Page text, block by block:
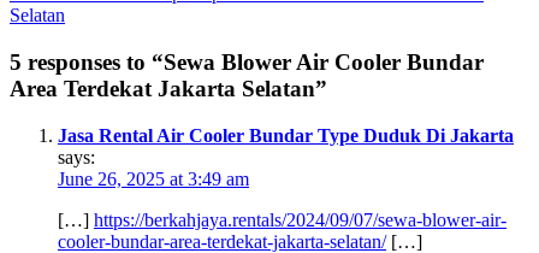
Selatan
5 responses to “Sewa Blower Air Cooler Bundar
Area Terdekat Jakarta Selatan”
Jasa Rental Air Cooler Bundar Type Duduk Di Jakarta
says:
June 26, 2025 at 3:49 am
[…] https://berkahjaya.rentals/2024/09/07/sewa-blower-air-
cooler-bundar-area-terdekat-jakarta-selatan/[…]